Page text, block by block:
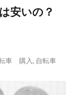
安いの？
車 購入, 自転車